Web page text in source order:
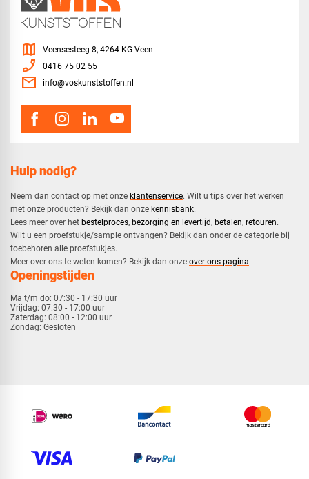
Hulp nodig?
Neem dan contact op met onze klantenservice. Wilt u tips over het werken
met onze producten? Bekijk dan onze kennisbank.
​Lees meer over het bestelproces, bezorging en levertijd, betalen, retouren.​
​Wilt u een proefstukje/sample ontvangen? Bekijk dan onder de categorie bij
toebehoren alle proefstukjes.
​​Meer over ons te weten komen? Bekijk dan onze over ons pagina.
Openingstijden
Ma t/m do: 07:30 - 17:30 uur
Vrijdag: 07:30 - 17:00 uur
Zaterdag: 08:00 - 12:00 uur
Zondag: Gesloten
map Veensesteeg 8, 4264 KG Veen
phone_enabled 0416 75 02 55
mail info@voskunststoffen.nl